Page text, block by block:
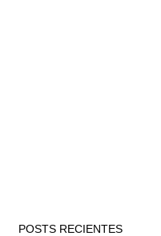
POSTS RECIENTES